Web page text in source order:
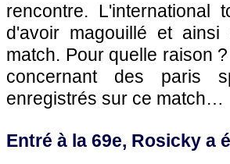
rencontre. L'international
d'avoir magouillé et
match. Pour quelle raison
concernant des paris
enregistrés sur ce match…
Entré à la 69e, Rosicky a